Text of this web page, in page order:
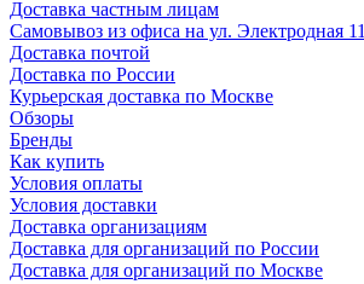
Доставка частным лицам
Самовывоз из офиса на ул. Электродная 11
Доставка почтой
Доставка по России
Курьерская доставка по Москве
Обзоры
Бренды
Как купить
Условия оплаты
Условия доставки
Доставка организациям
Доставка для организаций по России
Доставка для организаций по Москве